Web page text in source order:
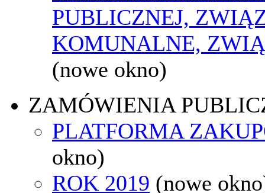
PUBLICZNEJ,
KOMUNALNE,
(nowe okno)
ZAMÓWIENIA
PLATFORMA
okno)
ROK 2019 (nowe